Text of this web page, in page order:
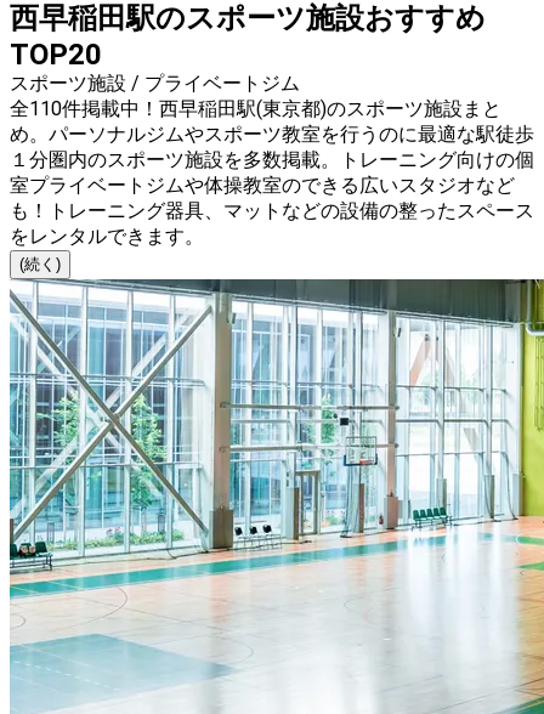
西早稲田駅のスポーツ施設おすすめ
TOP20
スポーツ施設 / プライベートジム
全110件掲載中！西早稲田駅(東京都)のスポーツ施設まと
め。パーソナルジムやスポーツ教室を行うのに最適な駅徒歩
１分圏内のスポーツ施設を多数掲載。トレーニング向けの個
室プライベートジムや体操教室のできる広いスタジオなど
も！トレーニング器具、マットなどの設備の整ったスペース
をレンタルできます。
(続く)